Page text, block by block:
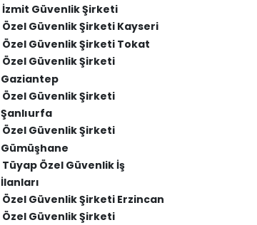
İzmit Güvenlik Şirketi
Özel Güvenlik Şirketi Kayseri
Özel Güvenlik Şirketi Tokat
Özel Güvenlik Şirketi
Gaziantep
Özel Güvenlik Şirketi
Şanlıurfa
Özel Güvenlik Şirketi
Gümüşhane
Tüyap Özel Güvenlik İş
İlanları
Özel Güvenlik Şirketi Erzincan
Özel Güvenlik Şirketi